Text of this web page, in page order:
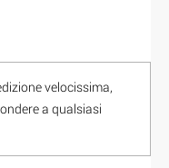
velocissima,
a qualsiasi